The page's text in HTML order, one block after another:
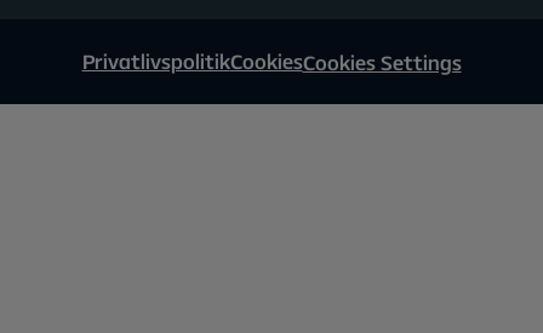
PrivatlivspolitikCookiesCookies Settings